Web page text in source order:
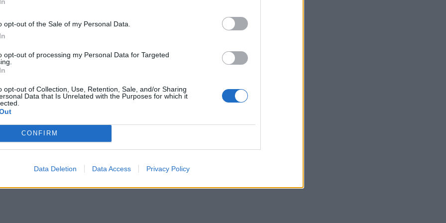
opt-out of the Sale of my Personal Data.
opt-out of processing my Personal Data for Targeted
opt-out of Collection, Use, Retention, Sale, and/or Sharing
Data that Is Unrelated with the Purposes for which it
CONFIRM
Data Deletion Data Access Privacy Policy
επιβολή προστίμων, όπως ορίζει ο νόμος.
πρωτίστως είναι υποχρέωση της ΔΕΥΑΑ να διασφαλίσει την